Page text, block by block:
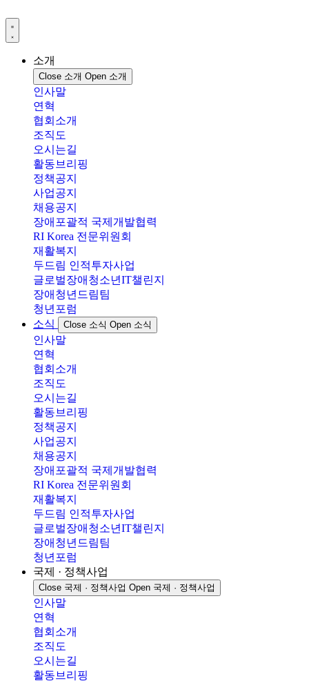
텐
츠
소개
Close 소개 Open 소개
인사말
연혁
협회소개
조직도
오시는길
활동브리핑
정책공지
사업공지
채용공지
장애포괄적 국제개발협력
RI Korea 전문위원회
재활복지
두드림 인적투자사업
글로벌장애청소년IT챌린지
장애청년드림팀
청년포럼
소식
Close 소식 Open 소식
인사말
연혁
협회소개
조직도
오시는길
활동브리핑
정책공지
사업공지
채용공지
장애포괄적 국제개발협력
RI Korea 전문위원회
재활복지
두드림 인적투자사업
글로벌장애청소년IT챌린지
장애청년드림팀
청년포럼
국제 · 정책사업
Close 국제 · 정책사업 Open 국제 · 정책사업
인사말
연혁
협회소개
조직도
오시는길
활동브리핑